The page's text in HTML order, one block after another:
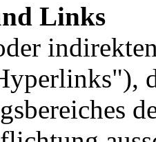
Links